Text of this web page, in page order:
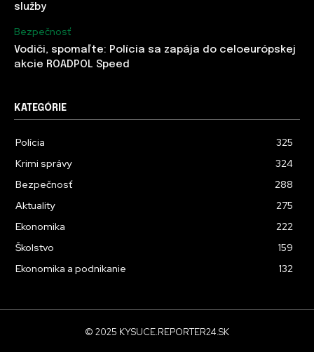
služby
Bezpečnosť
Vodiči, spomaľte: Polícia sa zapája do celoeurópskej
akcie ROADPOL Speed
KATEGÓRIE
Polícia
325
Krimi správy
324
Bezpečnosť
288
Aktuality
275
Ekonomika
222
Školstvo
159
Ekonomika a podnikanie
132
© 2025 KYSUCE.REPORTER24.SK